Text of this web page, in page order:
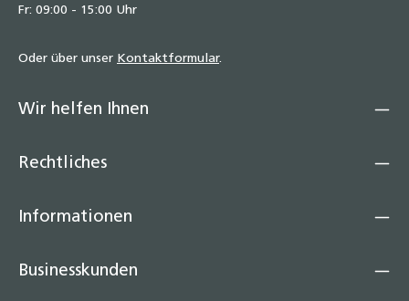
Fr: 09:00 - 15:00 Uhr
Oder über unser Kontaktformular.
Wir helfen Ihnen
Rechtliches
Informationen
Businesskunden